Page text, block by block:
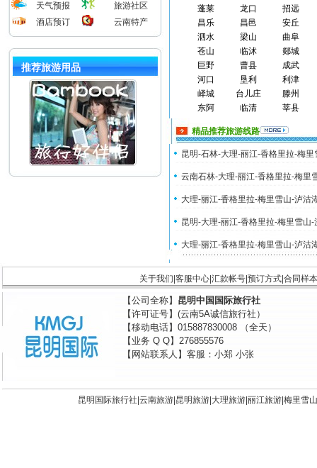
天气预报
旅游社区
酒店预订
云南特产
推荐旅游用品
蓬莱
龙口
招远
昌乐
昌邑
安丘
泗水
梁山
曲阜
苍山
临沭
郯城
巨野
曹县
成武
河口
垦利
利津
峄城
台儿庄
滕州
东阿
临清 莘县
精品推荐旅游线路
昆明-石林-大理-丽江-香格里拉-梅
云南石林-大理-丽江-香格里拉-梅里
大理-丽江-香格里拉-梅里雪山-泸沽
昆明-大理-丽江-香格里拉-梅里雪山
大理-丽江-香格里拉-梅里雪山-泸沽
关于我们 客服中心 汇款帐号 预订方式 合同样本
【公司全称】 昆明中国国际旅行社
【许可证号】(云南5A诚信旅行社）
【移动电话】015887830008 （全天）
【业务 Q Q】276855576
【网站联系人】客服：小郑 小张
昆明国际旅行社| 云南旅游 昆明旅游 大理旅游 丽江旅游 梅里雪山